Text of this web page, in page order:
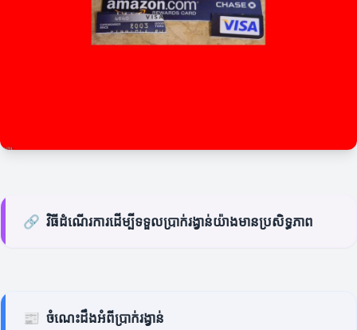
🔗 វិធីដំណើរការដើម្បីទទួលប្រាក់រង្វាន់យ៉ាងមានប្រសិទ្ធភាព
📰 ចំណេះដឹងអំពីប្រាក់រង្វាន់